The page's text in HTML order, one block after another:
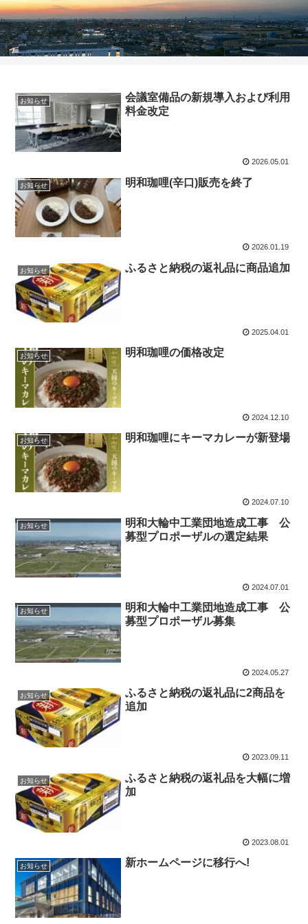
株式会社邑楽館林まちづくり
お知らせ
会議室備品の新規導入および利用
料金改定
2026.05.01
お知らせ 明和珈哩(辛口)販売を終了
2026.01.19
お知らせ ふるさと納税の返礼品に商品追加
2025.04.01
お知らせ 明和珈哩の価格改定
2024.12.10
お知らせ 明和珈哩にキーマカレーが新登場
2024.07.10
お知らせ
明和大輪中工業団地造成工事 公
募型プロポーザルの選定結果
2024.07.01
お知らせ
明和大輪中工業団地造成工事 公
募型プロポーザル募集
2024.05.27
お知らせ
ふるさと納税の返礼品に2商品を
追加
2023.09.11
お知らせ
ふるさと納税の返礼品を大幅に増
加
2023.08.01
お知らせ 新ホームページに移行へ!